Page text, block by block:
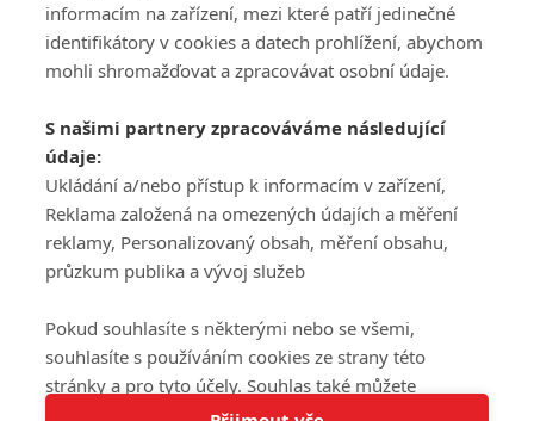
Tato stránka používá soubory cookies.
PŘIHLÁSIT
REGISTROVAT
DISKUZE
Šéfredaktorkou webu jePetr Slavík, e-mailserialy@fandimefilmu.cz
Máte-li zájem o inzerci na našem webu napište nám na e-mail
studio@koncal.com
Ochrana osobních údajů|Zásady používání cookies |Pravidla webu
Upravit nastavení soukromí
informacím na zařízení, mezi které patří jedinečné
identifikátory v cookies a datech prohlížení, abychom
mohli shromažďovat a zpracovávat osobní údaje.
S našimi partnery zpracováváme následující
údaje:
Ukládání a/nebo přístup k informacím v zařízení,
Reklama založená na omezených údajích a měření
reklamy, Personalizovaný obsah, měření obsahu,
průzkum publika a vývoj služeb
Pokud souhlasíte s některými nebo se všemi,
souhlasíte s používáním cookies ze strany této
stránky a pro tyto účely. Souhlas také můžete
odmítnout, ale v takovém případě vám na stránce